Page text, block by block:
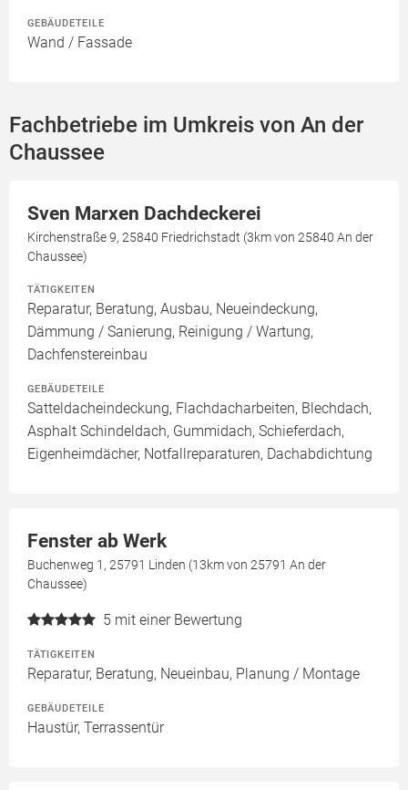
GEBÄUDETEILE
Wand / Fassade
Fachbetriebe im Umkreis von An der
Chaussee
Sven Marxen Dachdeckerei
Kirchenstraße 9, 25840 Friedrichstadt (3km von 25840 An der
Chaussee)
TÄTIGKEITEN
Reparatur, Beratung, Ausbau, Neueindeckung,
Dämmung / Sanierung, Reinigung / Wartung,
Dachfenstereinbau
GEBÄUDETEILE
Satteldacheindeckung, Flachdacharbeiten, Blechdach,
Asphalt Schindeldach, Gummidach, Schieferdach,
Eigenheimdächer, Notfallreparaturen, Dachabdichtung
Fenster ab Werk
Buchenweg 1, 25791 Linden (13km von 25791 An der
Chaussee)
5 mit einer Bewertung
TÄTIGKEITEN
Reparatur, Beratung, Neueinbau, Planung / Montage
GEBÄUDETEILE
Haustür, Terrassentür